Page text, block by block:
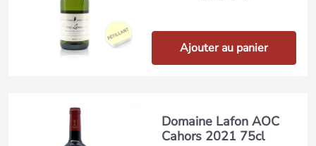
Ajouter au panier
Domaine Lafon AOC
Cahors 2021 75cl